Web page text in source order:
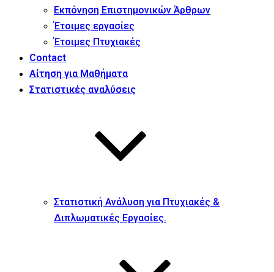
Εκπόνηση Επιστημονικών Άρθρων
Έτοιμες εργασίες
Έτοιμες Πτυχιακές
Contact
Αίτηση για Μαθήματα
Στατιστικές αναλύσεις
Στατιστική Ανάλυση για Πτυχιακές &
Διπλωματικές Εργασίες.